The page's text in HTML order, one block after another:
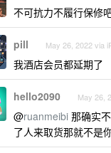
不可抗力不履行保修吧
pill May 26, 2022 via
我酒店会员都延期了
hello2090 May 26,
@ruanmeibi 那确实
了人来取货那就不是